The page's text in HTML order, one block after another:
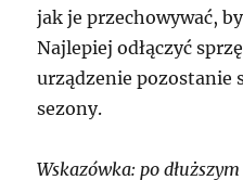
jak je przechowywać,
Najlepiej odłączyć
urządzenie pozostanie
sezony.
Wskazówka: po